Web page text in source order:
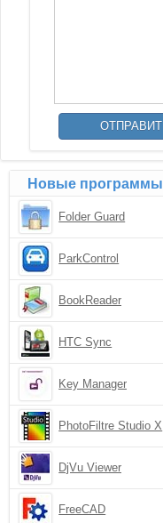
Новые программы
Folder Guard
ParkControl
BookReader
HTC Sync
Key Manager
PhotoFiltre Studio X
DjVu Viewer
FreeCAD